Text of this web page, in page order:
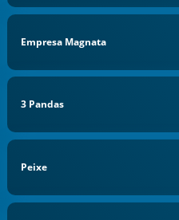
Empresa Magnata
3 Pandas
Peixe